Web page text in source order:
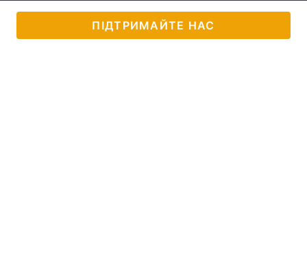
ПІДТРИМАЙТЕ НАС